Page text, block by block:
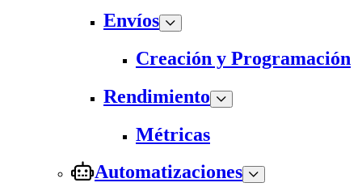
Envíos
Creación y Programación
Rendimiento
Métricas
Automatizaciones